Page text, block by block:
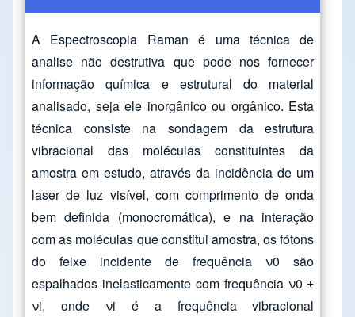
A Espectroscopia Raman é uma técnica de
analise não destrutiva que pode nos fornecer
informação química e estrutural do material
analisado, seja ele inorgânico ou orgânico. Esta
técnica consiste na sondagem da estrutura
vibracional das moléculas constituintes da
amostra em estudo, através da incidência de um
laser de luz visível, com comprimento de onda
bem definida (monocromática), e na interação
com as moléculas que constitui amostra, os fótons
do feixe incidente de frequência ν0 são
espalhados inelasticamente com frequência ν0 ±
νi, onde νi é a frequência vibracional